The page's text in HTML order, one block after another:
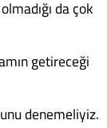
da çok
getireceği
denemeliyiz.